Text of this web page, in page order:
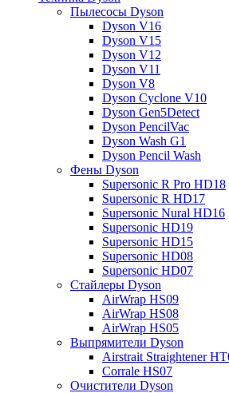
Пылесосы Dyson
Dyson V16
Dyson V15
Dyson V12
Dyson V11
Dyson V8
Dyson Cyclone V10
Dyson Gen5Detect
Dyson PencilVac
Dyson Wash G1
Dyson Pencil Wash
Фены Dyson
Supersonic R Pro HD18
Supersonic R HD17
Supersonic Nural HD16
Supersonic HD19
Supersonic HD15
Supersonic HD08
Supersonic HD07
Стайлеры Dyson
AirWrap HS09
AirWrap HS08
AirWrap HS05
Выпрямители Dyson
Airstrait Straightener
Corrale HS07
Очистители Dyson